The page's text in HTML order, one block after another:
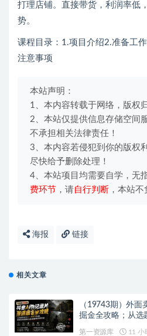
打理店铺。直接带货，利润率低
势。
课程目录：1.项目介绍2.准备工
注意事项
本站声明：
1、本内容转载于网络，版权
2、本站仅提供信息存储空间
不承担相关法律责任！
3、本内容若侵犯到你的版权
尽快给予删除处理！
4、本站项目均需要自学，无
费环节 ，请自行判断 ，本站
海报 链接
相关文章
（19743期）外
掘金全攻略；从选
第一资源库 11 小